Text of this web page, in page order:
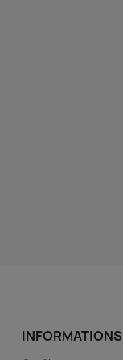
INFORMATIONS